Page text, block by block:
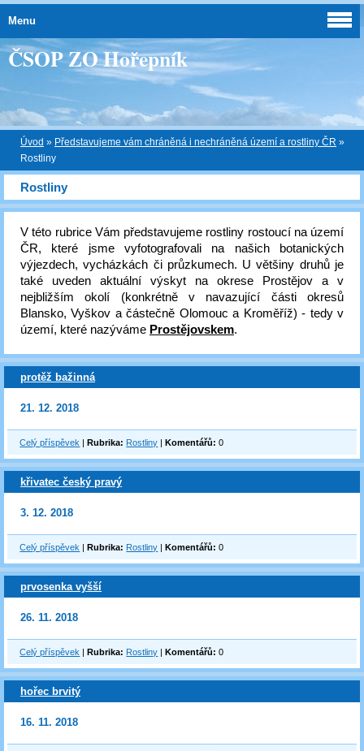
ČSOP ZO Hořepník
Úvod » Představujeme vám chráněná i nechráněná území a rostliny ČR »
Rostliny
Rostliny
V této rubrice Vám představujeme rostliny rostoucí na území
ČR, které jsme vyfotografovali na našich botanických
výjezdech, vycházkách či průzkumech. U většiny druhů je
také uveden aktuální výskyt na okrese Prostějov a v
nejbližším okolí (konkrétně v navazující části okresů
Blansko, Vyškov a částečně Olomouc a Kroměříž) - tedy v
území, které nazýváme Prostějovskem.
protěž bažinná
21. 12. 2018
Celý příspěvek |Rubrika: Rostliny |Komentářů: 0
křivatec český pravý
3. 12. 2018
Celý příspěvek |Rubrika: Rostliny |Komentářů: 0
prvosenka vyšší
26. 11. 2018
Celý příspěvek |Rubrika: Rostliny |Komentářů: 0
hořec brvitý
16. 11. 2018
Menu